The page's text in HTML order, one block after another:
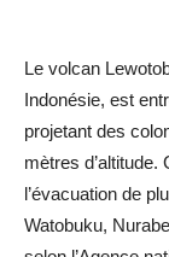
Le volcan
Indonésie, est
projetant des
mètres
l’évacuation de
Watobuku,